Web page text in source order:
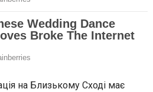
на Близькому Сході має